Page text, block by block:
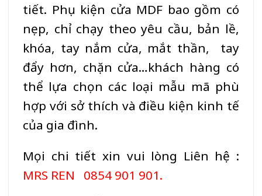
tiết. Phụ kiện cửa MDF bao gồm có
nẹp, chỉ chạy theo yêu cầu, bản lề,
khóa, tay nắm cửa, mắt thần, tay
đẩy hơn, chặn cửa…khách hàng có
thể lựa chọn các loại mẫu mã phù
hợp với sở thích và điều kiện kinh tế
của gia đình.
Mọi chi tiết xin vui lòng Liên hệ :
MRS REN 0854 901 901.